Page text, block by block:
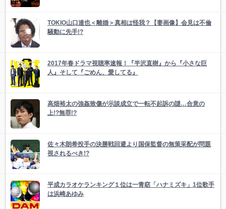
TOKIO山口達也＜離婚＞真相は怪我？【妻画像】会見は不倫
騒動に先手!?
2017年春ドラマ視聴率速報！『半沢直樹』から『小さな巨
人』そして『ごめん、愛してる』
高畑裕太の強姦致傷が示談成立で一転不起訴の謎…合意の
上!?無罪!?
佐々木朗希投手の決勝戦回避より国保監督の無策采配が問題
視されるべき!?
平成カラオケランキング１位は一青窈「ハナミズキ」1位歌手
は浜崎あゆみ